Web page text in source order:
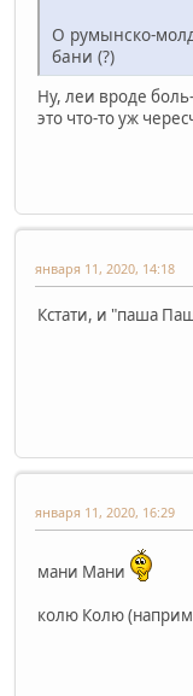
О румынско-
бани (?)
Ну, леи вроде
это что-то уж
января 11, 2020, 14:18
Кстати, и "паша
января 11, 2020, 16:29
мани Мани
колю Колю